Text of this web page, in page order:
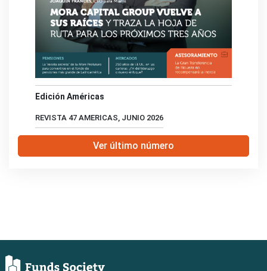
Edición Américas
REVISTA 47 AMERICAS, JUNIO 2026
Ver último número